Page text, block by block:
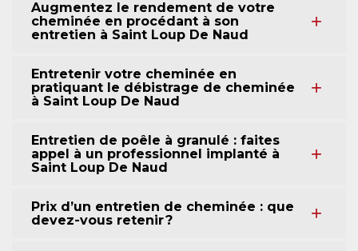
Augmentez le rendement de votre
cheminée en procédant à son
entretien à Saint Loup De Naud
Entretenir votre cheminée en
pratiquant le débistrage de cheminée
à Saint Loup De Naud
Entretien de poêle à granulé : faites
appel à un professionnel implanté à
Saint Loup De Naud
Prix d’un entretien de cheminée : que
devez-vous retenir ?